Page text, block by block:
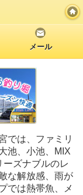
メール
では、ファミリ
池、小池、MIX
ズナブルのレ
な解放感、雨が
では熱帯魚、メ